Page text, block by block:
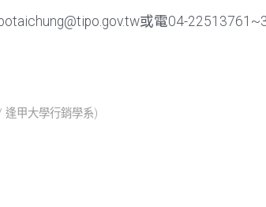
或電04-
逢甲大學行銷學系)